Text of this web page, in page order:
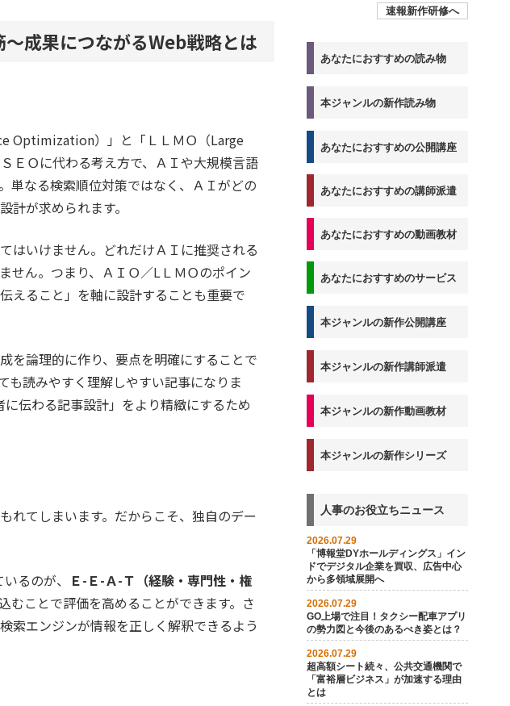
成果につながるWeb戦略とは
Optimization）」と「ＬＬＭＯ（Large
ＥＯに代わる考え方で、ＡＩや大規模言語
単なる検索順位対策ではなく、ＡＩがどの
計が求められます。
はいけません。どれだけＡＩに推奨される
せん。つまり、ＡＩＯ／LＬＭＯのポイン
えること」を軸に設計することも重要で
を論理的に作り、要点を明確にすることで
も読みやすく理解しやすい記事になりま
伝わる記事設計」をより精緻にするため
れてしまいます。だからこそ、独自のデー
るのが、 Ｅ-Ｅ-Ａ-Ｔ（経験・専門性・権
むことで評価を高めることができます。さ
索エンジンが情報を正しく解釈できるよう
速報新作研修へ
あなたにおすすめの読み物
本ジャンルの新作読み物
あなたにおすすめの公開講座
あなたにおすすめの講師派遣
あなたにおすすめの動画教材
あなたにおすすめのサービス
本ジャンルの新作公開講座
本ジャンルの新作講師派遣
本ジャンルの新作動画教材
本ジャンルの新作シリーズ
人事のお役立ちニュース
2026.07.29
「博報堂DYホールディングス」イン
ドでデジタル企業を買収、広告中心
から多領域展開へ
2026.07.29
GO上場で注目！タクシー配車アプリ
の勢力図と今後のあるべき姿とは？
2026.07.29
超高額シート続々、公共交通機関で
「富裕層ビジネス」が加速する理由
とは